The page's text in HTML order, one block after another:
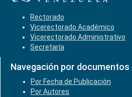
Rectorado
Vicerectorado Académico
Vicerectorado Administrativo
Secretaría
Navegación por documentos
Por Fecha de Publicación
Por Autores